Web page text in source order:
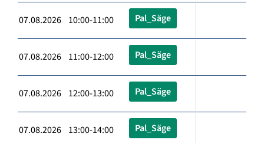
07.08.2026 10:00-11:00 Pal_Säge
07.08.2026 11:00-12:00 Pal_Säge
07.08.2026 12:00-13:00 Pal_Säge
07.08.2026 13:00-14:00 Pal_Säge